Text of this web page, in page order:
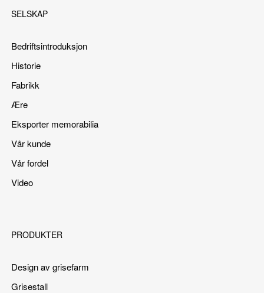
SELSKAP
Bedriftsintroduksjon
Historie
Fabrikk
Ære
Eksporter memorabilia
Vår kunde
Vår fordel
Video
PRODUKTER
Design av grisefarm
Grisestall